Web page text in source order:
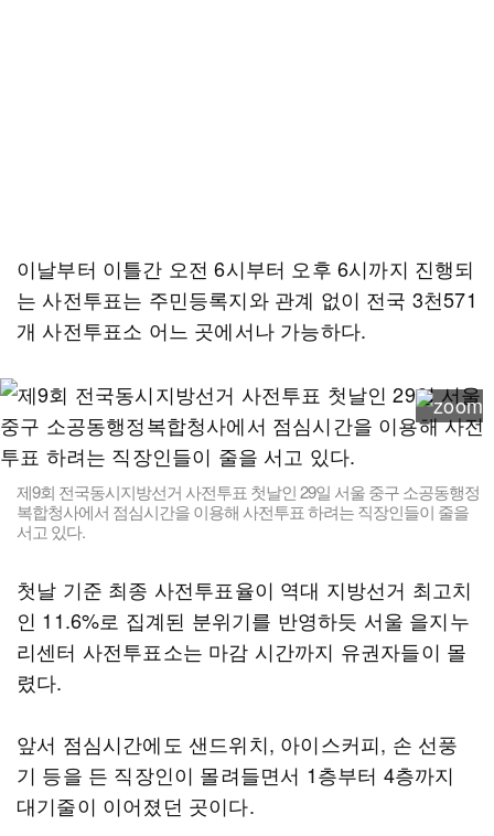
이날부터 이틀간 오전 6시부터 오후 6시까지 진행되
는 사전투표는 주민등록지와 관계 없이 전국 3천571
개 사전투표소 어느 곳에서나 가능하다.
제9회 전국동시지방선거 사전투표 첫날인 29일 서울 중구 소공동행정
복합청사에서 점심시간을 이용해 사전투표 하려는 직장인들이 줄을
서고 있다.
첫날 기준 최종 사전투표율이 역대 지방선거 최고치
인 11.6%로 집계된 분위기를 반영하듯 서울 을지누
리센터 사전투표소는 마감 시간까지 유권자들이 몰
렸다.
앞서 점심시간에도 샌드위치, 아이스커피, 손 선풍
기 등을 든 직장인이 몰려들면서 1층부터 4층까지
대기줄이 이어졌던 곳이다.